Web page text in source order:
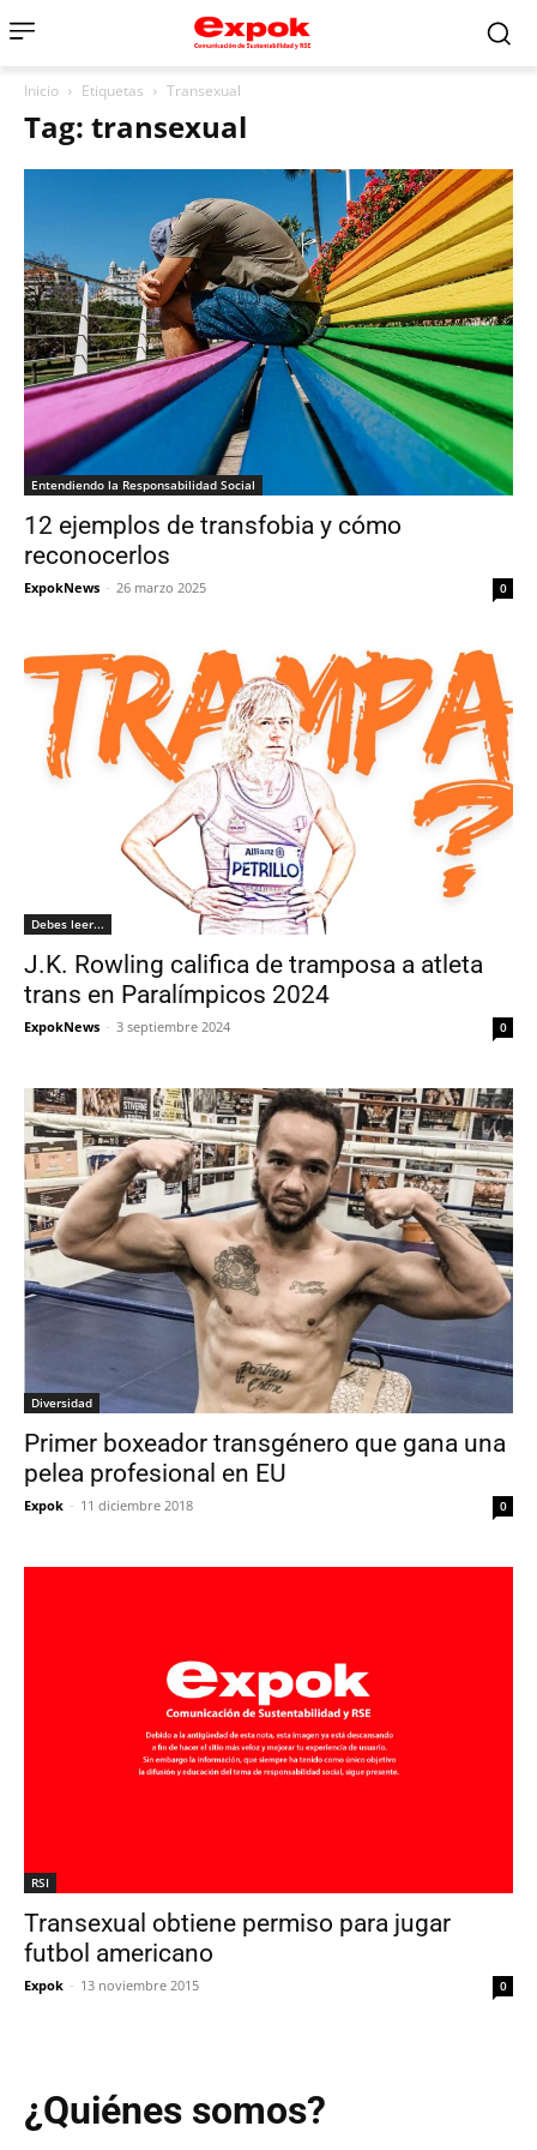
Inicio Etiquetas Transexual
Tag: transexual
Entendiendo la Responsabilidad Social
12 ejemplos de transfobia y cómo
reconocerlos
ExpokNews - 26 marzo 2025 0
Debes leer...
J.K. Rowling califica de tramposa a atleta
trans en Paralímpicos 2024
ExpokNews - 3 septiembre 2024 0
Diversidad
Primer boxeador transgénero que gana una
pelea profesional en EU
Expok - 11 diciembre 2018 0
RSI
Transexual obtiene permiso para jugar
futbol americano
Expok - 13 noviembre 2015 0
¿Quiénes somos?